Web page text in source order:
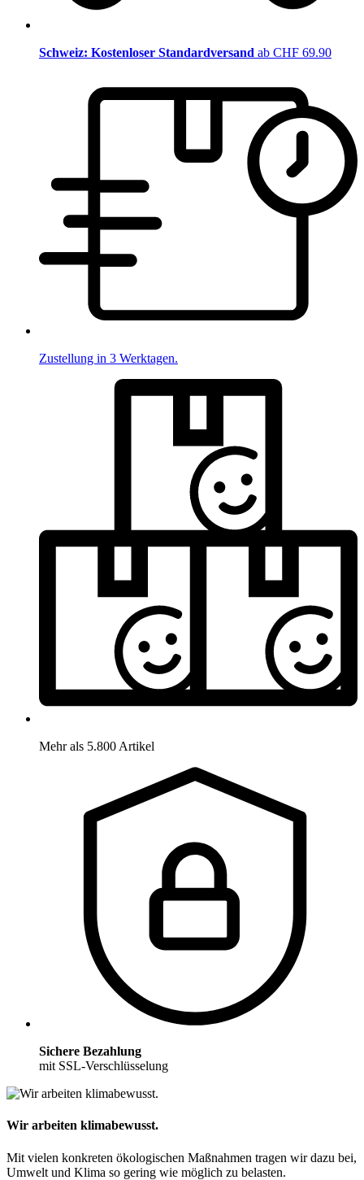
Schweiz: Kostenloser Standardversand ab CHF 69.90
Zustellung in 3 Werktagen.
Mehr als 5.800 Artikel
Sichere Bezahlung
mit SSL-Verschlüsselung
Wir arbeiten klimabewusst.
Mit vielen konkreten ökologischen Maßnahmen tragen wir dazu bei,
Umwelt und Klima so gering wie möglich zu belasten.